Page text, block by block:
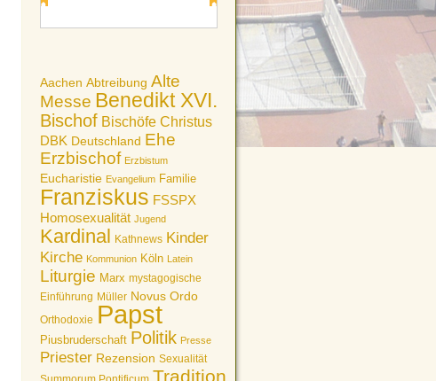
Aachen Abtreibung Alte
Messe Benedikt XVI.
Bischof Bischöfe Christus
DBK Deutschland Ehe
Erzbischof Erzbistum
Eucharistie Evangelium Familie
Franziskus FSSPX
Homosexualität Jugend
Kardinal Kathnews Kinder
Kirche Kommunion Köln Latein
Liturgie Marx mystagogische
Einführung Müller Novus Ordo
Orthodoxie Papst
Piusbruderschaft Politik Presse
Priester Rezension Sexualität
Tradition